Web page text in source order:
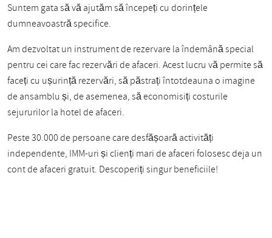
Suntem gata să vă ajutăm să începeți cu dorințele
dumneavoastră specifice.
Am dezvoltat un instrument de rezervare la îndemână special
pentru cei care fac rezervări de afaceri. Acest lucru vă permite să
faceți cu ușurință rezervări, să păstrați întotdeauna o imagine
de ansamblu și, de asemenea, să economisiți costurile
sejururilor la hotel de afaceri.
Peste 30.000 de persoane care desfășoară activități
independente, IMM-uri și clienți mari de afaceri folosesc deja un
cont de afaceri gratuit. Descoperiți singur beneficiile!